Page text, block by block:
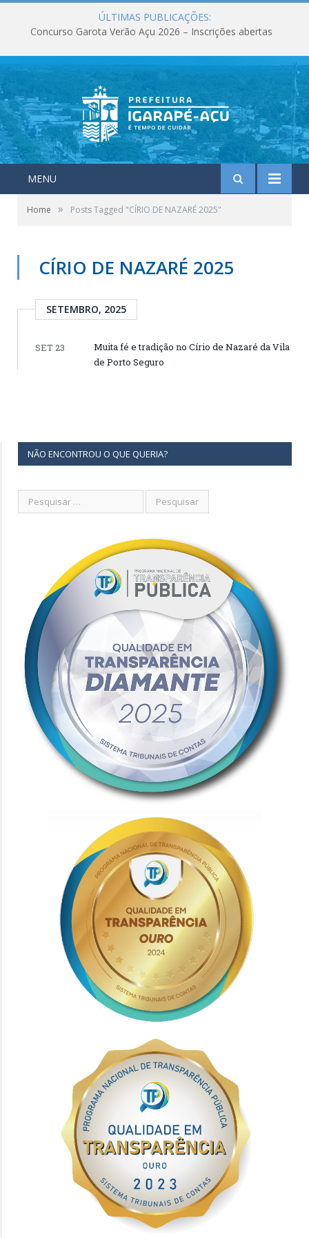
ÚLTIMAS PUBLICAÇÕES:
Concurso Garota Verão Açu 2026 – Inscrições abertas
MENU
Home » Posts Tagged "CÍRIO DE NAZARÉ 2025"
CÍRIO DE NAZARÉ 2025
SETEMBRO, 2025
SET 23
Muita fé e tradição no Círio de Nazaré da Vila
de Porto Seguro
NÃO ENCONTROU O QUE QUERIA?